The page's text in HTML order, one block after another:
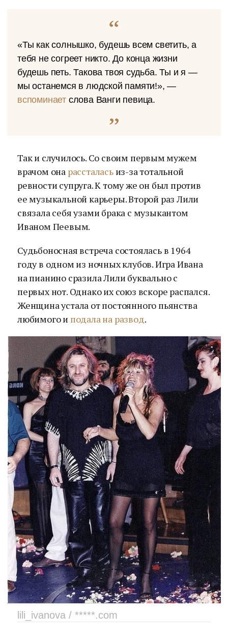
«Ты как солнышко, будешь всем светить, а
тебя не согреет никто. До конца жизни
будешь петь. Такова твоя судьба. Ты и я —
мы останемся в людской памяти!», —
вспоминает слова Ванги певица.
Так и случилось. Со своим первым мужем
врачом она рассталасьиз-за тотальной
ревности супруга. К тому же он был против
ее музыкальной карьеры. Второй раз Лили
связала себя узами брака с музыкантом
Иваном Пеевым.
Судьбоносная встреча состоялась в 1964
году в одном из ночных клубов. Игра Ивана
на пианино сразила Лили буквально с
первых нот. Однако их союз вскоре распался.
Женщина устала от постоянного пьянства
любимого и подала на развод.
lili_ivanova / *****.com